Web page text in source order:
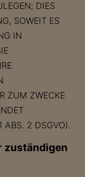
DIES
SOWEIT ES
IN
ZUM ZWECKE
ABS. 2 DSGVO).
zuständigen